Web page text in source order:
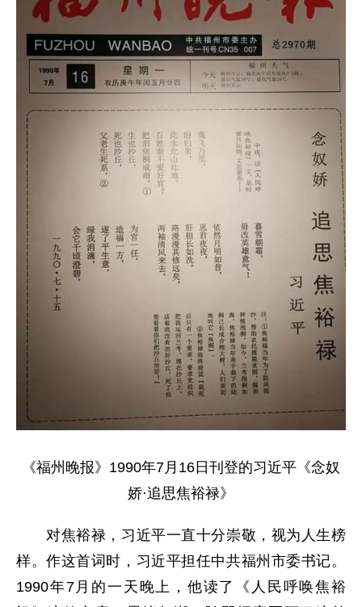
《福州晚报》1990年7月16日刊登的习近平《念奴
娇·追思焦裕禄》
对焦裕禄，习近平一直十分崇敬，视为人生榜
样。作这首词时，习近平担任中共福州市委书记。
1990年7月的一天晚上，他读了《人民呼唤焦裕